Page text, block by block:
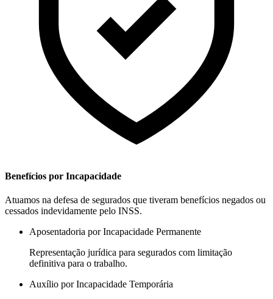
Benefícios por Incapacidade
Atuamos na defesa de segurados que tiveram benefícios negados ou
cessados indevidamente pelo INSS.
Aposentadoria por Incapacidade Permanente
Representação jurídica para segurados com limitação
definitiva para o trabalho.
Auxílio por Incapacidade Temporária